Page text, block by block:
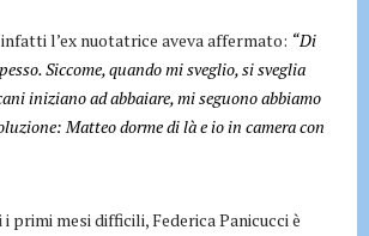
l’ex nuotatrice aveva affermato: “Di
Siccome, quando mi sveglio, si sveglia
iniziano ad abbaiare, mi seguono abbiamo
Matteo dorme di là e io in camera con
primi mesi difficili, Federica Panicucci è